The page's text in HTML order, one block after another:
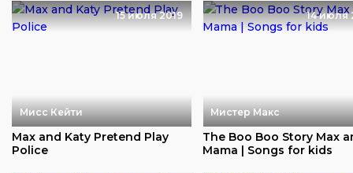
15 июля 2019
Мисс Кейти
Max and Katy Pretend Play
Police
14 июля
Мистер Макс
The Boo Boo Story Max
Mama | Songs for kids